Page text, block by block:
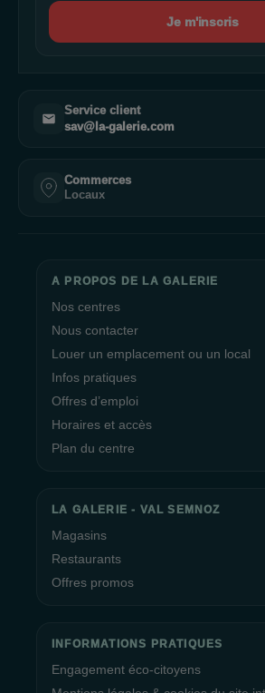
Je m'inscris
Service client
sav@la-galerie.com
Commerces
Locaux
A PROPOS DE LA GALERIE
Nos centres
Nous contacter
Louer un emplacement ou un local
Infos pratiques
Offres d’emploi
Horaires et accès
Plan du centre
LA GALERIE - VAL SEMNOZ
Magasins
Restaurants
Offres promos
INFORMATIONS PRATIQUES
Engagement éco-citoyens